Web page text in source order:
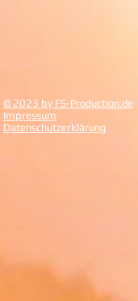
© 2023 by FS-Production.de
Impressum
Datenschutzerklärung